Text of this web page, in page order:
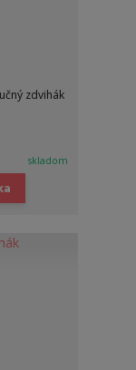
zdvihák
skladom